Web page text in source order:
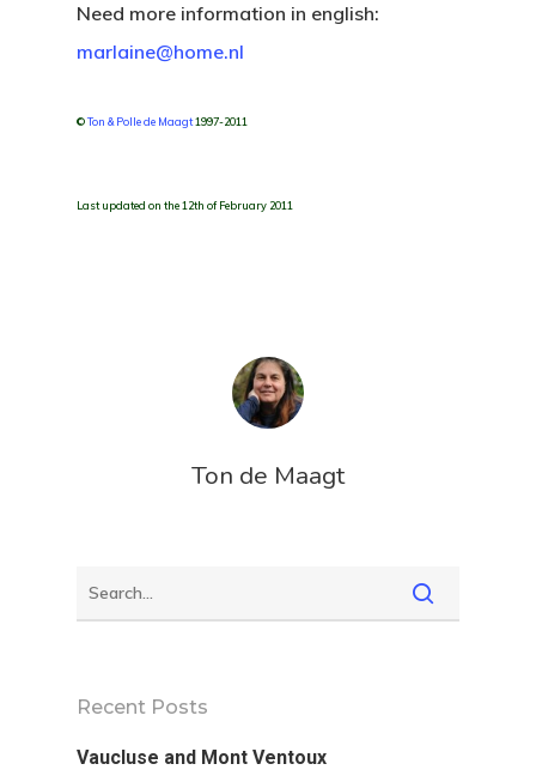
Need more information in english:
marlaine@home.nl
©Ton & Polle de Maagt1997-2011
Last updated on the 12th of February 2011
Ton de Maagt
Recent Posts
Vaucluse and Mont Ventoux
About
Germany